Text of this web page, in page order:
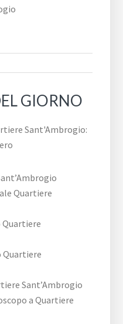
GIORNO
Quartiere
Quartiere
Sant’Ambrogio
a Quartiere